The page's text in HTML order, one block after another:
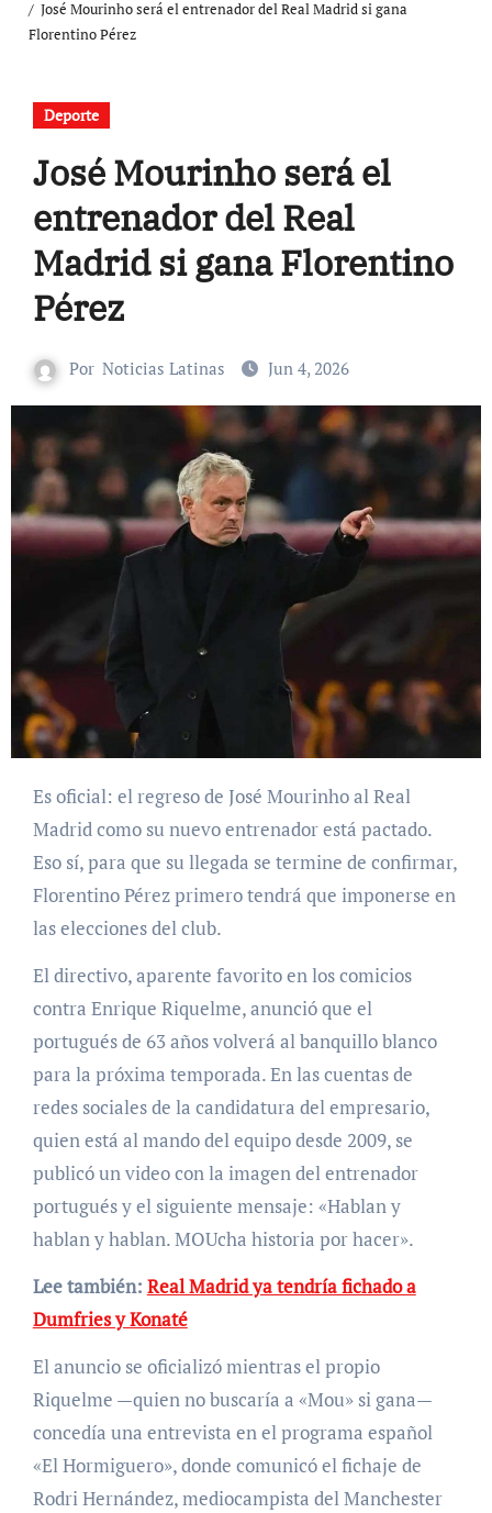
José Mourinho será el entrenador del Real Madrid si gana
Florentino Pérez
Deporte
José Mourinho será el
entrenador del Real
Madrid si gana Florentino
Pérez
Por Noticias Latinas Jun 4, 2026
Es oficial: el regreso de José Mourinho al Real
Madrid como su nuevo entrenador está pactado.
Eso sí, para que su llegada se termine de confirmar,
Florentino Pérez primero tendrá que imponerse en
las elecciones del club.
El directivo, aparente favorito en los comicios
contra Enrique Riquelme, anunció que el
portugués de 63 años volverá al banquillo blanco
para la próxima temporada. En las cuentas de
redes sociales de la candidatura del empresario,
quien está al mando del equipo desde 2009, se
publicó un video con la imagen del entrenador
portugués y el siguiente mensaje: «Hablan y
hablan y hablan. MOUcha historia por hacer».
Lee también: Real Madrid ya tendría fichado a
Dumfries y Konaté
El anuncio se oficializó mientras el propio
Riquelme —quien no buscaría a «Mou» si gana—
concedía una entrevista en el programa español
«El Hormiguero», donde comunicó el fichaje de
Rodri Hernández, mediocampista del Manchester